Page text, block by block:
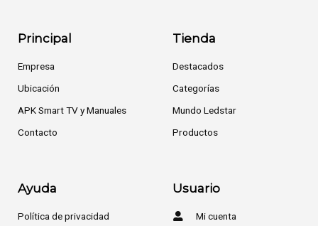
Principal
Empresa
Ubicación
APK Smart TV y Manuales
Contacto
Tienda
Destacados
Categorías
Mundo Ledstar
Productos
Ayuda
Política de privacidad
Usuario
Mi cuenta